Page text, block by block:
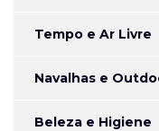
Tempo e Ar Livre
Navalhas e
Beleza e Higiene